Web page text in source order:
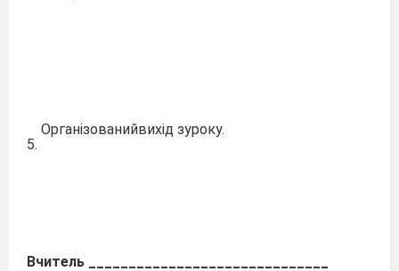
5.
Організованийвихід зуроку.
Вчитель